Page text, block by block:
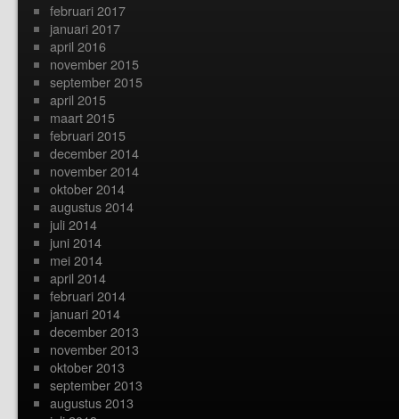
februari 2017
januari 2017
april 2016
november 2015
september 2015
april 2015
maart 2015
februari 2015
december 2014
november 2014
oktober 2014
augustus 2014
juli 2014
juni 2014
mei 2014
april 2014
februari 2014
januari 2014
december 2013
november 2013
oktober 2013
september 2013
augustus 2013